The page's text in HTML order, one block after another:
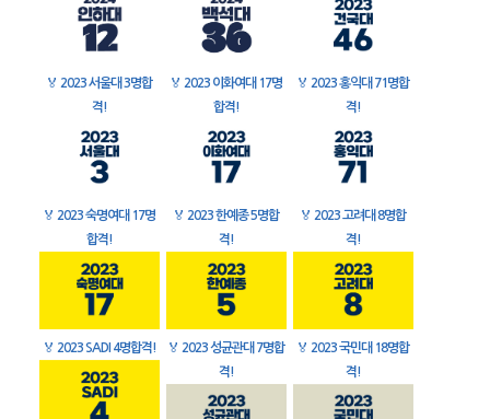
🏅 2023 서울대 3명합
격!
🏅 2023 이화여대 17명
합격!
🏅 2023 홍익대 71명합
격!
🏅 2023 숙명여대 17명
합격!
🏅 2023 한예종 5명합
격!
🏅 2023 고려대 8명합
격!
🏅 2023 SADI 4명합격! 🏅 2023 성균관대 7명합
격!
🏅 2023 국민대 18명합
격!